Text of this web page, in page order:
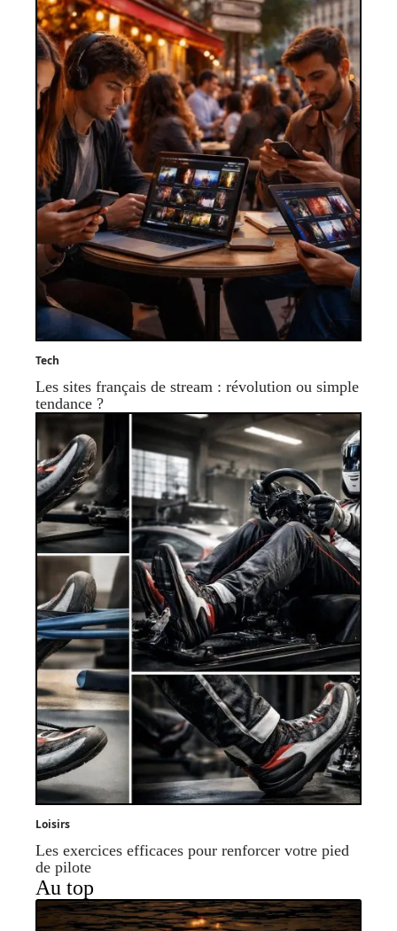
Tech
Les sites français de stream : révolution ou simple
tendance ?
Loisirs
Les exercices efficaces pour renforcer votre pied
de pilote
Au top